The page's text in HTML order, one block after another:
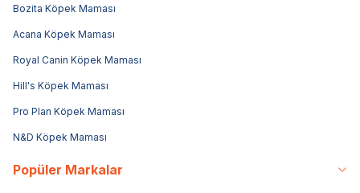
Bozita Köpek Maması
Acana Köpek Maması
Royal Canin Köpek Maması
Hill's Köpek Maması
Pro Plan Köpek Maması
N&D Köpek Maması
Popüler Markalar